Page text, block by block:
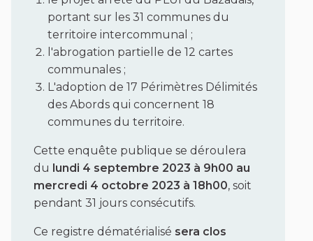
portant sur les 31 communes du
territoire intercommunal ;
l'abrogation partielle de 12 cartes
communales ;
L'adoption de 17 Périmètres Délimités
des Abords qui concernent 18
communes du territoire.
Cette enquête publique se déroulera
du lundi 4 septembre 2023 à 9h00 au
mercredi 4 octobre 2023 à 18h00, soit
pendant 31 jours consécutifs.
Ce registre dématérialisé sera clos